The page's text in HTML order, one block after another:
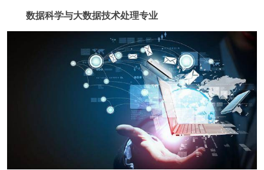
数据科学与大数据技术处理专业